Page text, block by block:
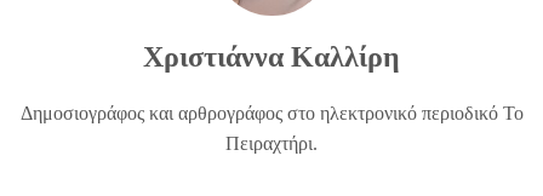
Χριστιάννα Καλλίρη
Δημοσιογράφος και αρθρογράφος στο ηλεκτρονικό περιοδικό Το
Πειραχτήρι.